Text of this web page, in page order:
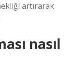
artırarak
nasıl